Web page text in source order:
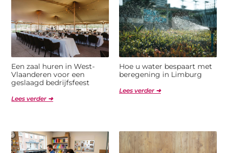
Een zaal huren in West-
Vlaanderen voor een
geslaagd bedrijfsfeest
Lees verder ➜
Hoe u water bespaart met
beregening in Limburg
Lees verder ➜